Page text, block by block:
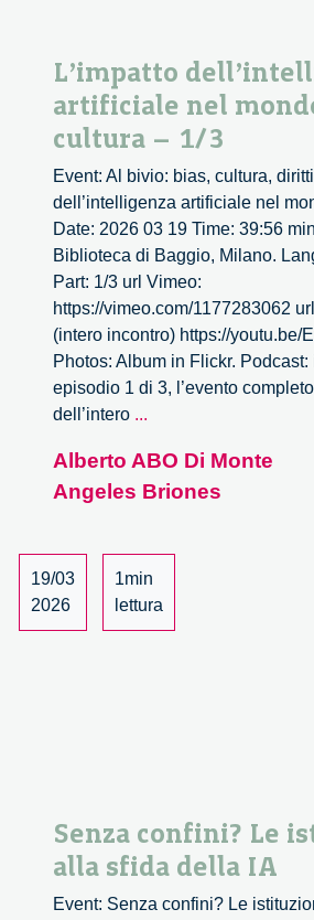
L’impatto
artificiale nel
cultura – 1/3
Event: Al bivio: bias, cultura,
dell’intelligenza artificiale nel
Date: 2026 03 19 Time: 39:56
Biblioteca di Baggio, Milano.
Part: 1/3 url Vimeo:
https://vimeo.com/1177283062
(intero incontro) https://youtu.be/
Photos: Album in Flickr.
episodio 1 di 3, l’evento
dell’intero ...
artificiale
nel
cultura
–
Alberto ABO Di Monte
Angeles Briones
19/03
2026
1min
lettura
Senza confini? Le
alla sfida della IA
Event: Senza confini? Le